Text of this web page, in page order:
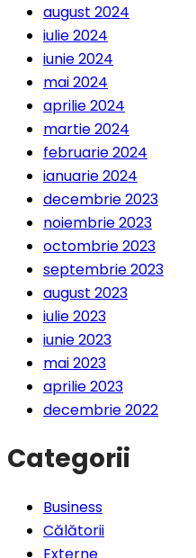
august 2024
iulie 2024
iunie 2024
mai 2024
aprilie 2024
martie 2024
februarie 2024
ianuarie 2024
decembrie 2023
noiembrie 2023
octombrie 2023
septembrie 2023
august 2023
iulie 2023
iunie 2023
mai 2023
aprilie 2023
decembrie 2022
Categorii
Business
Călătorii